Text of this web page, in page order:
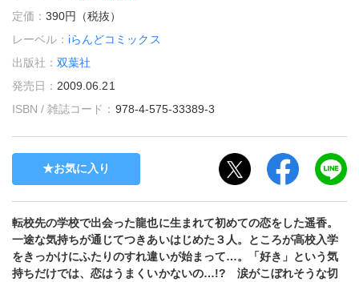
定価：390円（税抜）
レーベル： iらんどコミックス
出版社：双葉社
発売日： 2009.06.21
ISBN / 雑誌コード： 978-4-575-33389-3
お気に入り
転校先の学校で出会った龍也に生まれて初めての恋をした遥香。
一途な気持ちが通じてつきあいはじめた３人。ところが高校入学
をきっかけにふたりのすれ違いが始まって…。「好き」という気
持ちだけでは、恋はうまくいかないの…!? 涙がこぼれそうな切